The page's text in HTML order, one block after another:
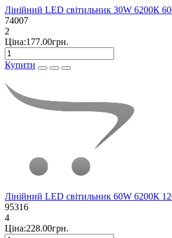
Лінійний LED світильник 30W 6200К
74007
2
Ціна:177.00грн.
Купити
Лінійний LED світильник 60W 6200К
95316
4
Ціна:228.00грн.